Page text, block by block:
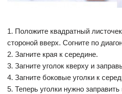
1. Положите квадратный
стороной вверх. Согните по
2. Загните края к середине.
3. Загните уголок кверху и
4. Загните боковые уголки к
5. Теперь уголки нужно заправить